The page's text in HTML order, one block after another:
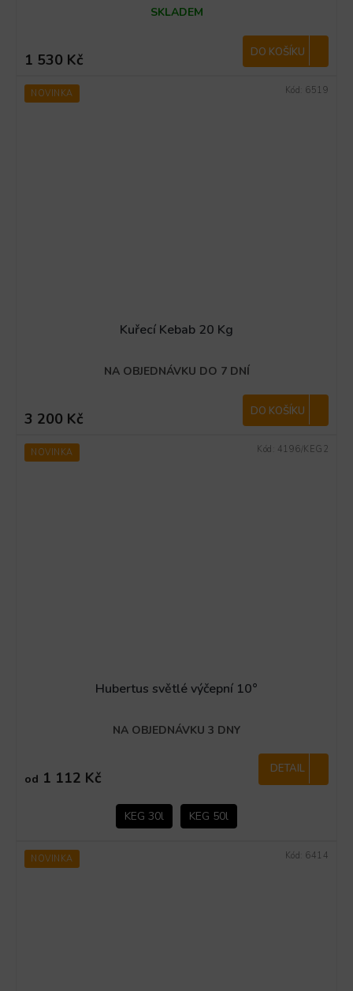
SKLADEM
1 530 Kč DO KOŠÍKU
NOVINKA
Kuřecí Kebab 20 Kg
NA OBJEDNÁVKU DO 7 DNÍ
3 200 Kč DO KOŠÍKU
Kód: 6519
NOVINKA
Hubertus světlé výčepní 10°
NA OBJEDNÁVKU 3 DNY
od 1 112 Kč DETAIL
KEG 30l KEG 50l
Kód: 4196/KEG2
NOVINKA Kód: 6414